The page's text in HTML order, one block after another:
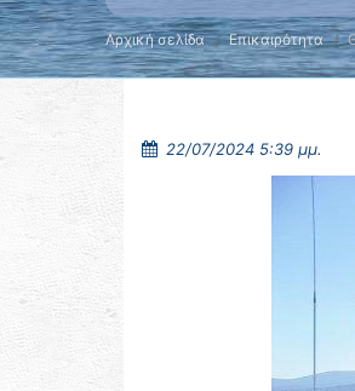
Αρχική σελίδα Επικαιρότητα
22/07/2024 5:39 μμ.